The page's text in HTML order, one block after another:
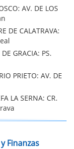
AV. DE LOS
DE CALATRAVA:
GRACIA: PS.
PRIETO: AV. DE
LA SERNA: CR.
Finanzas